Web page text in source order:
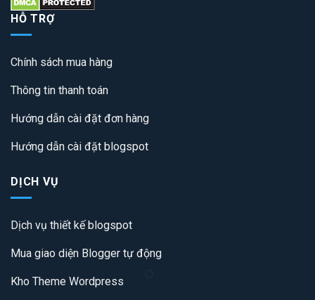
HỖ TRỢ
Chính sách mua hàng
Thông tin thanh toán
Hướng dẫn cài đặt đơn hàng
Hướng dẫn cài đặt blogspot
DỊCH VỤ
Dịch vụ thiết kế blogspot
Mua giao diện Blogger tự động
Kho Theme Wordpress